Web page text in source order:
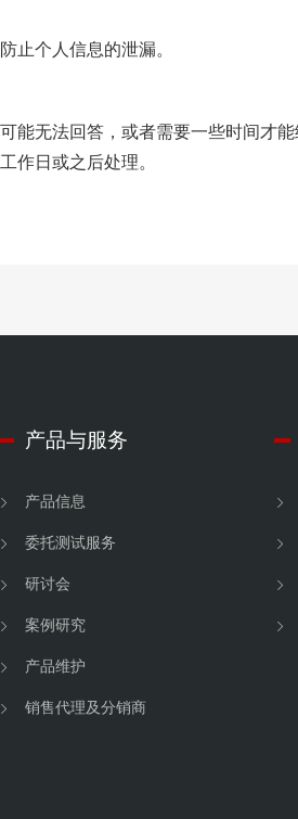
止个人信息的泄漏。
无法回答，或者需要一些时间才能
作日或之后处理。
产品与服务
产品信息
委托测试服务
研讨会
案例研究
产品维护
销售代理及分销商